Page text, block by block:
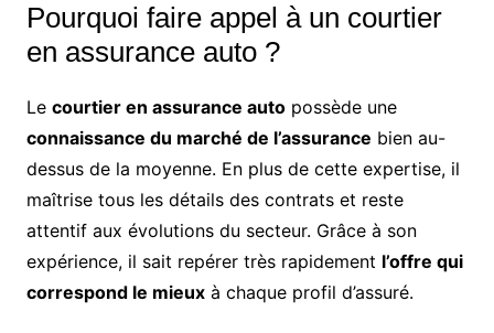
Pourquoi faire appel à un courtier
en assurance auto ?
Le courtier en assurance autopossède une
connaissance du marché de l’assurance bien au-
dessus de la moyenne. En plus de cette expertise, il
maîtrise tous les détails des contrats et reste
attentif aux évolutions du secteur. Grâce à son
expérience, il sait repérer très rapidement l’offre qui
correspond le mieuxà chaque profil d’assuré.